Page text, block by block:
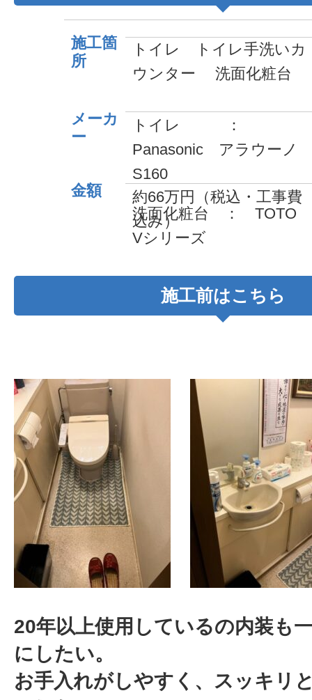
施工箇
所
トイレ トイレ手洗いカ
ウンター 洗面化粧台
メーカ
ー
トイレ ：
Panasonic アラウーノ
S160
洗面化粧台 ： TOTO
Vシリーズ
金額
約66万円（税込・工事費
込み）
施工前はこちら
20年以上使用しているの内装も
にしたい。
お手入れがしやすく、スッキリ